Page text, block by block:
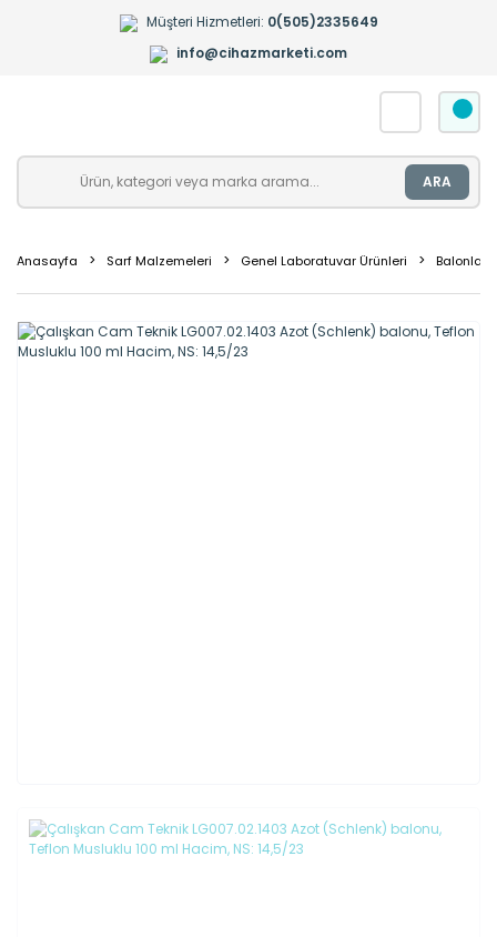
Müşteri Hizmetleri: 0(505)2335649
info@cihazmarketi.com
ARA
Anasayfa Sarf Malzemeleri Genel Laboratuvar Ürünleri Balonlar